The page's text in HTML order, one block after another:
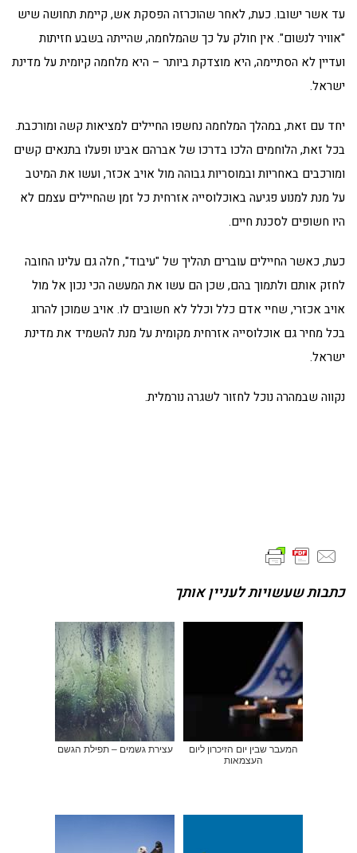
עד אשר ישובו. כעת, לאחר שהוכרזה הפסקת אש, קיימת תחושה שיש
"אוויר לנשום". אין חולק על כך שהמלחמה, שהייתה בשבע חזיתות
ועדיין לא הסתיימה, היא מוצדקת ביותר – היא מלחמה קיומית על מדינת
ישראל.
יחד עם זאת, במהלך המלחמה נחשפו החיילים למציאות קשה ומורכבת.
בכל זאת, הלוחמים הלכו בדרכו של אברהם אבינו ופעלו בתנאים קשים
ומורכבים באחריות ובמוסריות גבוהה מול אויב אכזר, ועשו את המיטב
על מנת למנוע פגיעה באוכלוסייה אזרחית כל זמן שהחיילים עצמם לא
היו חשופים לסכנת חיים.
כעת, כאשר החיילים עוברים תהליך של "עיבוד", חלה גם עלינו החובה
לחזק אותם ולתמוך בהם, שכן הם עשו את המעשה הכי נכון אל מול
אויב אכזרי, שחיי אדם כלל וכלל לא חשובים לו. אויב שמוכן להרוג
בכל מחיר גם אוכלוסייה אזרחית מקומית על מנת להשמיד את מדינת
ישראל.
נקווה שבמהרה נוכל לחזור לשגרה נורמלית.
כתבות שעשויות לעניין אותך
המעבר שבין יום הזיכרון ליום
העצמאות
עצירת גשמים – תפילת הגשם